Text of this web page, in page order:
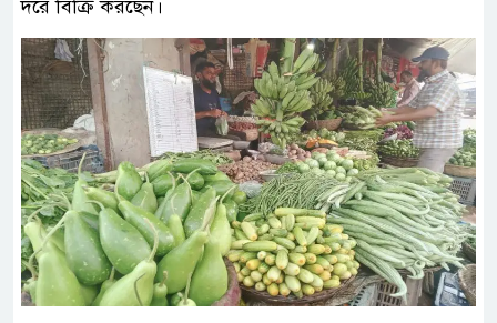
দরে বিক্রি করছেন।